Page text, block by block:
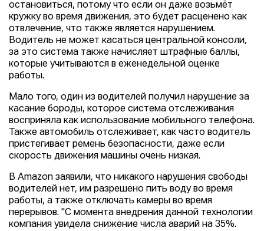
остановиться, потому что если он даже возьмёт
кружку во время движения, это будет расценено как
отвлечение, что также является нарушением.
Водитель не может касаться центральной консоли,
за это система также начисляет штрафные баллы,
которые учитываются в еженедельной оценке
работы.
Мало того, один из водителей получил нарушение за
касание бороды, которое система отслеживания
восприняла как использование мобильного телефона.
Также автомобиль отслеживает, как часто водитель
пристегивает ремень безопасности, даже если
скорость движения машины очень низкая.
В Amazon заявили, что никакого нарушения свободы
водителей нет, им разрешено пить воду во время
работы, а также отключать камеры во время
перерывов. "С момента внедрения данной технологии
компания увидела снижение числа аварий на 35%.